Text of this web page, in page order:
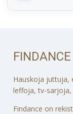
FINDANCE
Hauskoja juttuja,
leffoja, tv-sarjoja,
Findance on